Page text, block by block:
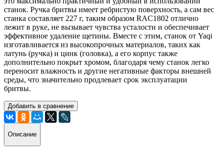
станок. Ручка бритвы имеет ребристую поверхность, а сам вес
станка составляет 227 г, таким образом RAC1802 отлично
лежит в руке, не вызывает чувства усталости и обеспечивает
эффективное удаление щетины. Вместе с этим, станок от Yaqi
изготавливается из высокопрочных материалов, таких как
латунь (ручка) и цинк (головка), а его корпус также
дополнительно покрыт хромом, благодаря чему станок легко
переносит влажность и другие негативные факторы внешней
среды, что значительно продлевает срок эксплуатации
бритвы.
Добавить в сравнение
Описание